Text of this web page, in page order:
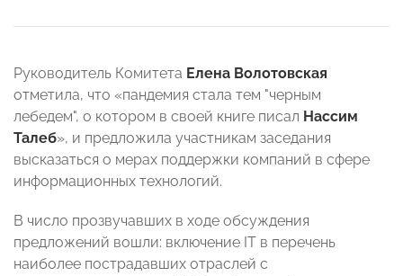
Руководитель Комитета Елена Волотовская
отметила, что «пандемия стала тем "черным
лебедем", о котором в своей книге писал Нассим
Талеб», и предложила участникам заседания
высказаться о мерах поддержки компаний в сфере
информационных технологий.
В число прозвучавших в ходе обсуждения
предложений вошли: включение IT в перечень
наиболее пострадавших отраслей с